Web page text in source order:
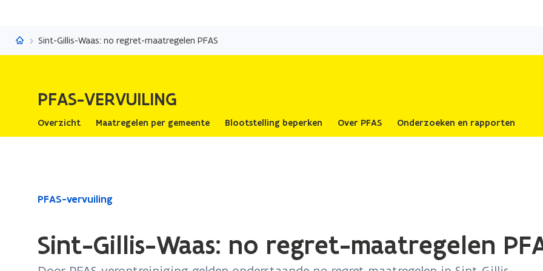
naar
PFAS-vervuiling
Sint-Gillis-Waas: no regret-maatregelen PFAS
PFAS-VERVUILING
Overzicht Maatregelen per gemeente Blootstelling beperken Over PFAS Onderzoeken en rapporten
Gedaan
bevindt
PFAS-vervuiling
Sint-Gillis-Waas: no regret-maatregelen